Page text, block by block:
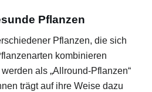
Pflanzen
Pflanzen, die sich
kombinieren
als „Allround-Pflanzen“
trägt auf ihre Weise dazu